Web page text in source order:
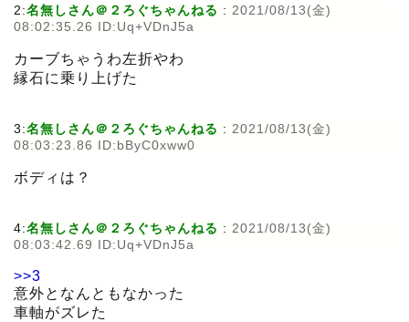
2:名無しさん＠２ろぐちゃんねる : 2021/08/13(金)
08:02:35.26 ID:Uq+VDnJ5a
カーブちゃうわ左折やわ
縁石に乗り上げた
3:名無しさん＠２ろぐちゃんねる : 2021/08/13(金)
08:03:23.86 ID:bByC0xww0
ボディは？
4:名無しさん＠２ろぐちゃんねる : 2021/08/13(金)
08:03:42.69 ID:Uq+VDnJ5a
>>3
意外となんともなかった
車軸がズレた